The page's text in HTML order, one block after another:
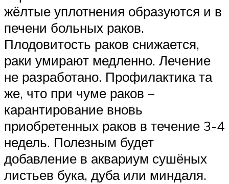
жёлтые уплотнения образуются и в
печени больных раков.
Плодовитость раков снижается,
раки умирают медленно. Лечение
не разработано. Профилактика та
же, что при чуме раков –
карантирование вновь
приобретенных раков в течение 3-4
недель. Полезным будет
добавление в аквариум сушёных
листьев бука, дуба или миндаля.